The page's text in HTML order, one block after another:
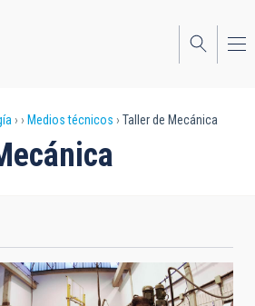
Medios técnicos Taller de Mecánica